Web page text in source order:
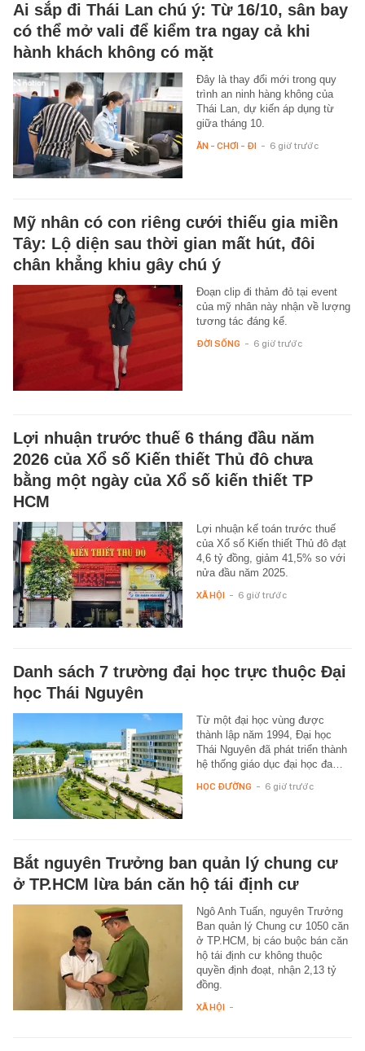
Ai sắp đi Thái Lan chú ý: Từ 16/10, sân bay
có thể mở vali để kiểm tra ngay cả khi
hành khách không có mặt
Đây là thay đổi mới trong quy
trình an ninh hàng không của
Thái Lan, dự kiến áp dụng từ
giữa tháng 10.
ĂN - CHƠI - ĐI - 6 giờ trước
Mỹ nhân có con riêng cưới thiếu gia miền
Tây: Lộ diện sau thời gian mất hút, đôi
chân khẳng khiu gây chú ý
Đoạn clip đi thảm đỏ tại event
của mỹ nhân này nhận về lượng
tương tác đáng kể.
ĐỜI SỐNG - 6 giờ trước
Lợi nhuận trước thuế 6 tháng đầu năm
2026 của Xổ số Kiến thiết Thủ đô chưa
bằng một ngày của Xổ số kiến thiết TP
HCM
Lợi nhuận kế toán trước thuế
của Xổ số Kiến thiết Thủ đô đạt
4,6 tỷ đồng, giảm 41,5% so với
nửa đầu năm 2025.
XÃ HỘI - 6 giờ trước
Danh sách 7 trường đại học trực thuộc Đại
học Thái Nguyên
Từ một đại học vùng được
thành lập năm 1994, Đại học
Thái Nguyên đã phát triển thành
hệ thống giáo dục đại học đa…
HỌC ĐƯỜNG - 6 giờ trước
Bắt nguyên Trưởng ban quản lý chung cư
ở TP.HCM lừa bán căn hộ tái định cư
Ngô Anh Tuấn, nguyên Trưởng
Ban quản lý Chung cư 1050 căn
ở TP.HCM, bị cáo buộc bán căn
hộ tái định cư không thuộc
quyền định đoạt, nhận 2,13 tỷ
đồng.
XÃ HỘI -